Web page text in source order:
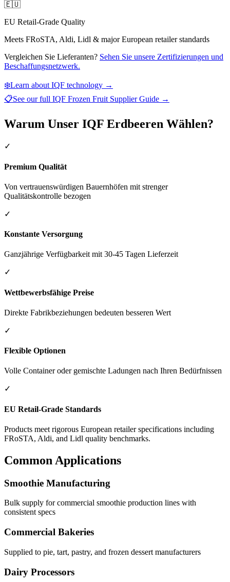
🇪🇺
EU Retail-Grade Quality
Meets FRoSTA, Aldi, Lidl & major European retailer standards
Vergleichen Sie Lieferanten? Sehen Sie unsere Zertifizierungen und
Beschaffungsnetzwerk.
❄️Learn about IQF technology →
📋See our full IQF Frozen Fruit Supplier Guide →
Warum Unser IQF Erdbeeren Wählen?
✓
Premium Qualität
Von vertrauenswürdigen Bauernhöfen mit strenger
Qualitätskontrolle bezogen
✓
Konstante Versorgung
Ganzjährige Verfügbarkeit mit 30-45 Tagen Lieferzeit
✓
Wettbewerbsfähige Preise
Direkte Fabrikbeziehungen bedeuten besseren Wert
✓
Flexible Optionen
Volle Container oder gemischte Ladungen nach Ihren Bedürfnissen
✓
EU Retail-Grade Standards
Products meet rigorous European retailer specifications including
FRoSTA, Aldi, and Lidl quality benchmarks.
Common Applications
Smoothie Manufacturing
Bulk supply for commercial smoothie production lines with
consistent specs
Commercial Bakeries
Supplied to pie, tart, pastry, and frozen dessert manufacturers
Dairy Processors